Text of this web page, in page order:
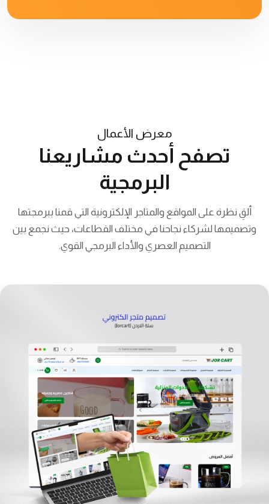
معرض الأعمال
تصفح أحدث مشاريعنا
البرمجية
ألقِ نظرة على المواقع والمتاجر الإلكترونية التي قمنا ببرمجتها
وتصميمها لشركاء نجاحنا في مختلف القطاعات، حيث نجمع بين
التصميم العصري والأداء البرمجي القوي.